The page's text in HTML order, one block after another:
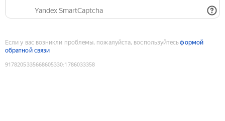
Yandex SmartCaptcha
Если у вас возникли проблемы, пожалуйста, воспользуйтесьформой
обратной связи
9178205335668605330:1786033358